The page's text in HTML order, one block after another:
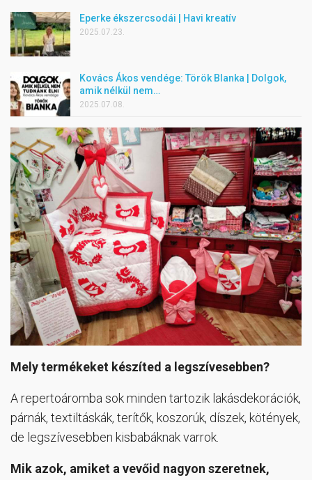
Eperke ékszercsodái | Havi kreatív
2025.07.23.
Kovács Ákos vendége: Török BIanka | Dolgok,
amik nélkül nem…
2025.07.08.
Mely termékeket készíted a legszívesebben?
A repertoáromba sok minden tartozik lakásdekorációk,
párnák, textiltáskák, terítők, koszorúk, díszek, kötények,
de legszívesebben kisbabáknak varrok.
Mik azok, amiket a vevőid nagyon szeretnek,